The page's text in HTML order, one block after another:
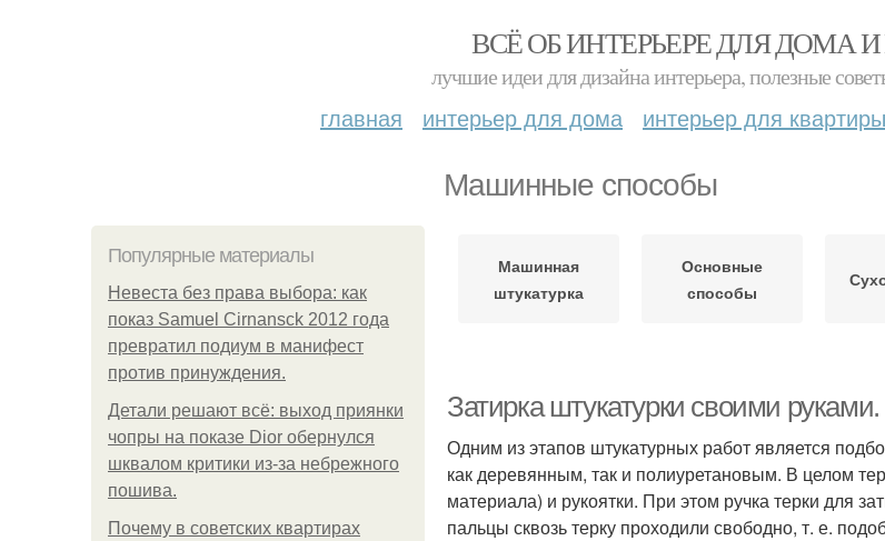
ВСЁ ОБ ИНТЕРЬЕРЕ ДЛЯ ДОМА
лучшие идеи для дизайна интерьера, полезные
главная интерьер для дома интерьер для квартиры
Машинные способы
Популярные материалы
Невеста без права выбора: как
показ Samuel Cirnansck 2012 года
превратил подиум в манифест
против принуждения.
Детали решают всё: выход приянки
чопры на показе Dior обернулся
шквалом критики из-за небрежного
пошива.
Почему в советских квартирах
Машинная
штукатурка
Основные
способы
Затирка штукатурки своими
Одним из этапов штукатурных работ является
как деревянным, так и полиуретановым. В целом
материала) и рукоятки. При этом ручка терки для
пальцы сквозь терку проходили свободно, т. е.